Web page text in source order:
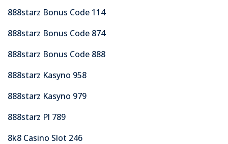
888starz Bonus Code 114
888starz Bonus Code 874
888starz Bonus Code 888
888starz Kasyno 958
888starz Kasyno 979
888starz Pl 789
8k8 Casino Slot 246